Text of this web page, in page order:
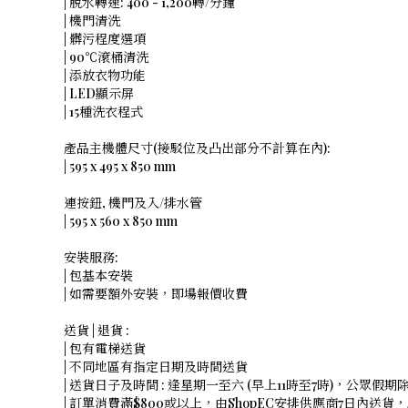
| 機門清洗
| 髒污程度選項
| 90℃滾桶清洗
| 添放衣物功能
| LED顯示屏
| 15種洗衣程式
產品主機體尺寸(接駁位及凸出部分不計算在內):
| 595 x 495 x 850 mm
連按鈕, 機門及入/排水管
| 595 x 560 x 850 mm
安裝服務:
| 包基本安裝
| 如需要額外安裝，即場報價收費
送貨 | 退貨 :
| 包有電梯送貨
| 不同地區有指定日期及時間送貨
| 送貨日子及時間 : 逢星期一至六 (早上11時至7時)，公眾假期
| 訂單消費滿$800或以上，由ShopEC安排供應商7日內送貨